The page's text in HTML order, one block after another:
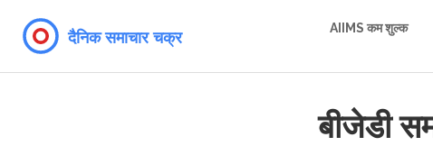
AIIMS कम शुल्क
बीजेडी